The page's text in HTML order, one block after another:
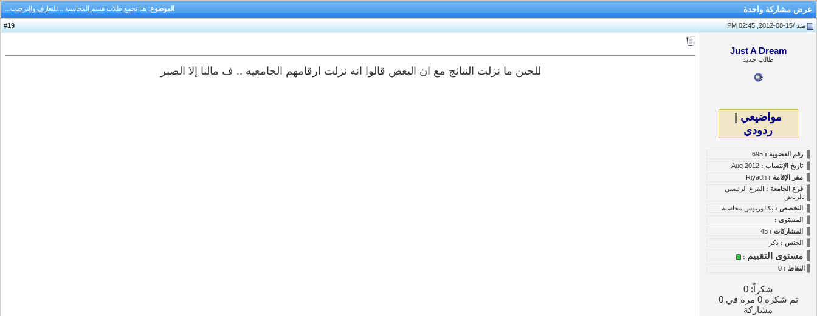
الموضوع: هنا تجمع طلاب قسم المحاسبة .. للتعارف والترحيب .. عرض مشاركة واحدة
منذ /15-08-2012, 02:45 PM
19
Just A Dream
طالب جديد
مواضيعي |
ردودي
رقم العضوية : 695
تاريخ الإنتساب :
Aug 2012
مقر الإقامة : Riyadh
فرع الجامعة : الفرع الرئيسي
بالرياض
التخصص : بكالوريوس محاسبة
المستوى :
المشاركات : 45
الجنس : ذكر
مستوى التقييم :
النقاط :
0
شكراً: 0
تم شكره 0 مرة في 0
مشاركة
للحين ما نزلت النتائج مع ان البعض قالوا انه نزلت ارقامهم الجامعيه .. ف مالنا إلا الصبر